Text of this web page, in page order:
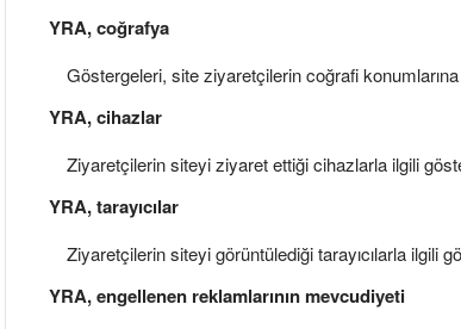
YRA, coğrafya
Göstergeleri, site ziyaretçilerin coğrafi
YRA, cihazlar
Ziyaretçilerin siteyi ziyaret ettiği cihazlarla ilgili
YRA, tarayıcılar
Ziyaretçilerin siteyi görüntülediği tarayıcılarla ilgili
YRA, engellenen reklamlarının mevcudiyeti